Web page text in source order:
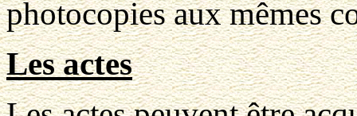
photocopies aux mêmes
Les actes